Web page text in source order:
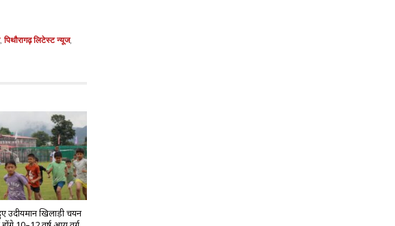
,पिथौरागढ़ लिटेस्ट न्यूज,
उदीयमान खिलाड़ी चयन